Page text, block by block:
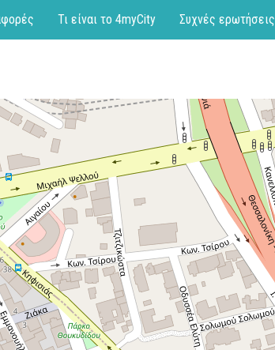
Τι είναι το 4myCity Συχνές ερωτήσεις